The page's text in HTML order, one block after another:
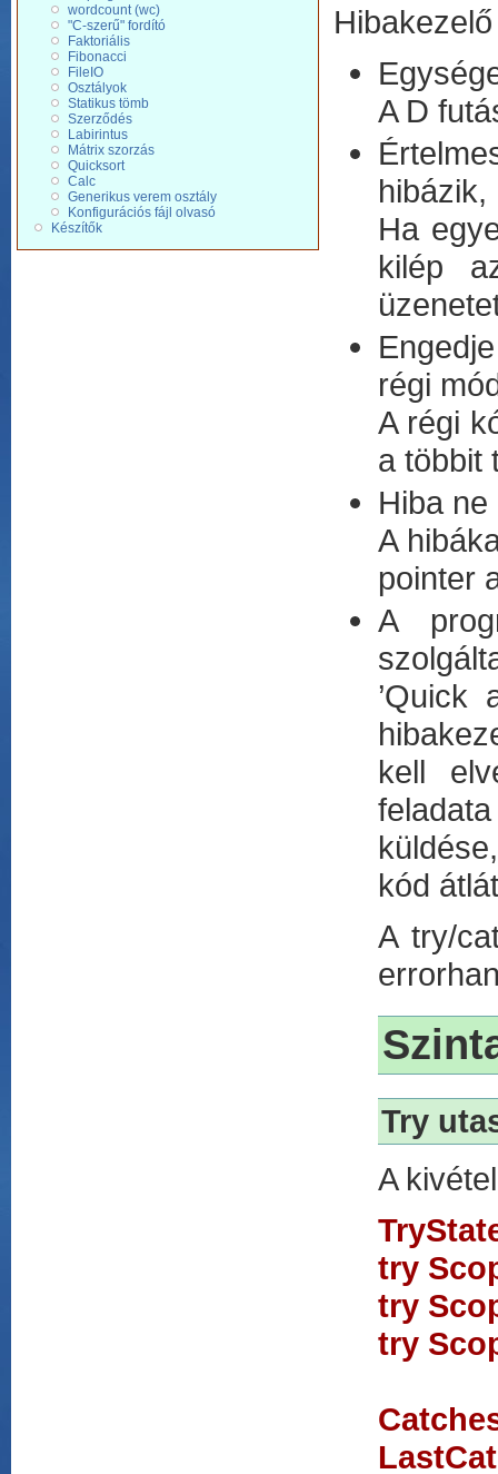
wordcount (wc)
"C-szerű" fordító
Faktoriális
Fibonacci
FileIO
Osztályok
Statikus tömb
Szerződés
Labirintus
Mátrix szorzás
Quicksort
Calc
Generikus verem osztály
Konfigurációs fájl olvasó
Készítők
A D
hibázik,
Ha
kilép
régi
A régi
a többit
Hiba
A
pointer
A
’Quick
kell
kód
A try/
Try
A
try
try
try